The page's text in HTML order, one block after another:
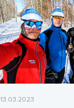
13.03.2023